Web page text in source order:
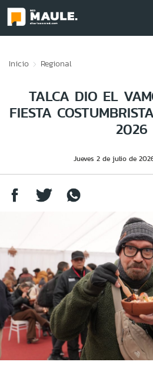
Inicio Regional
TALCA DIO EL
FIESTA
2026
Jueves 2 de julio de